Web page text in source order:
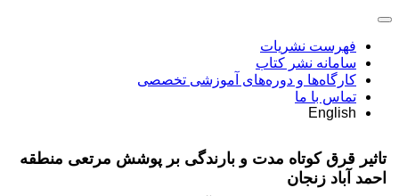
فهرست نشریات
سامانه نشر کتاب
کارگاه‌ها و دوره‌های آموزشی تخصصی
تماس با ما
English
تاثیر قرق کوتاه مدت و بارندگی بر پوشش مرتعی منطقه
احمد آباد زنجان